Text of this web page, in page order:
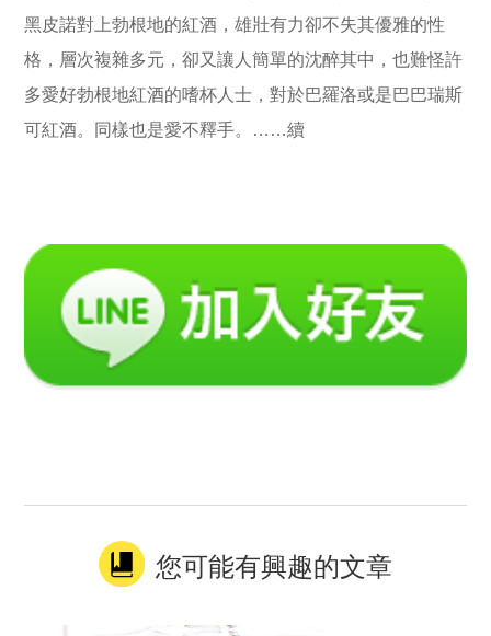
黑皮諾對上勃根地的紅酒，雄壯有力卻不失其優雅的性
格，層次複雜多元，卻又讓人簡單的沈醉其中，也難怪許
多愛好勃根地紅酒的嗜杯人士，對於巴羅洛或是巴巴瑞斯
可紅酒。同樣也是愛不釋手。……續
您可能有興趣的文章